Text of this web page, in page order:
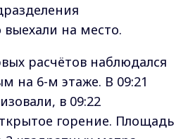
на место.
расчётов наблюдался
на 6-м этаже. В 09:21
в 09:22
горение. Площадь